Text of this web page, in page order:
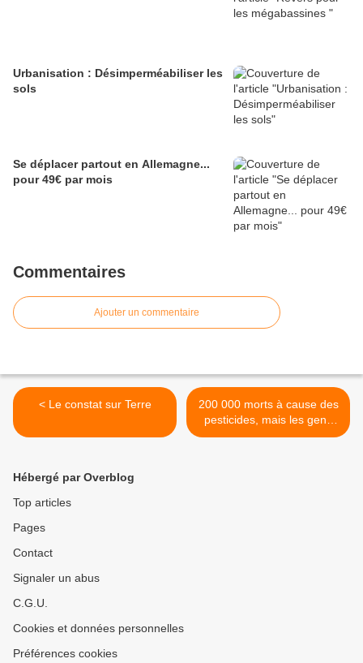
Urbanisation : Désimperméabiliser les
sols
Se déplacer partout en Allemagne...
pour 49€ par mois
Commentaires
Ajouter un commentaire
< Le constat sur Terre
200 000 morts à cause des
pesticides, mais les gens
préfèrent encore le beau au
Hébergé par Overblog
Top articles
Pages
Contact
Signaler un abus
C.G.U.
Cookies et données personnelles
Préférences cookies